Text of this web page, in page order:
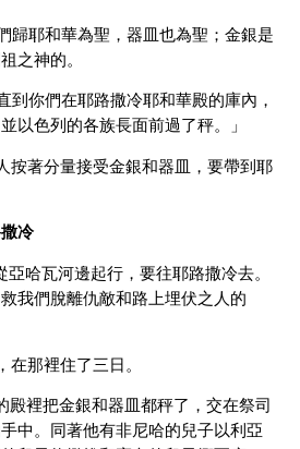
歸耶和華為聖，器皿也為聖；金銀是
之神的。
到你們在耶路撒冷耶和華殿的庫內，
以色列的各族長面前過了秤。」
按著分量接受金銀和器皿，要帶到耶
冷
哈瓦河邊起行，要往耶路撒冷去。
我們脫離仇敵和路上埋伏之人的
那裡住了三日。
殿裡把金銀和器皿都秤了，交在祭司
中。同著他有非尼哈的兒子以利亞